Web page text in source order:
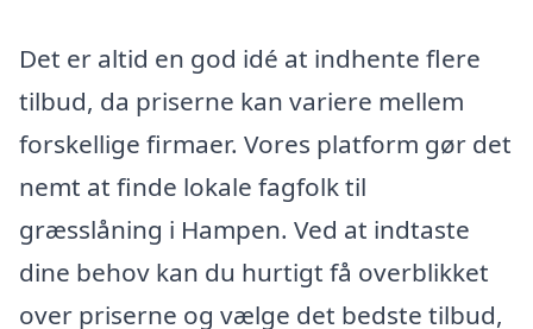
Det er altid en god idé at indhente flere
tilbud, da priserne kan variere mellem
forskellige firmaer. Vores platform gør det
nemt at finde lokale fagfolk til
græsslåning i Hampen. Ved at indtaste
dine behov kan du hurtigt få overblikket
over priserne og vælge det bedste tilbud,